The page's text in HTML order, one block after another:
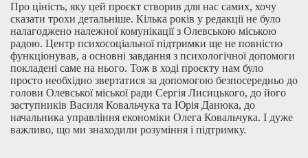
Про ціність, яку цей проєкт створив для нас самих, хочу
сказати трохи детальніше. Кілька років у редакції не було
налагоджено належної комунікації з Олевською міською
радою. Центр психосоціальної підтримки ще не повністю
функціонував, а основні завдання з психологічної допомоги
покладені саме на нього. Тож в ході проєкту нам було
просто необхідно звертатися за допомогою безпосередньо до
голови Олевської міської ради Сергія Лисицького, до його
заступників Василя Ковальчука та Юрія Данюка, до
начальника управління економіки Олега Ковальчука. І дуже
важливо, що ми знаходили розуміння і підтримку.